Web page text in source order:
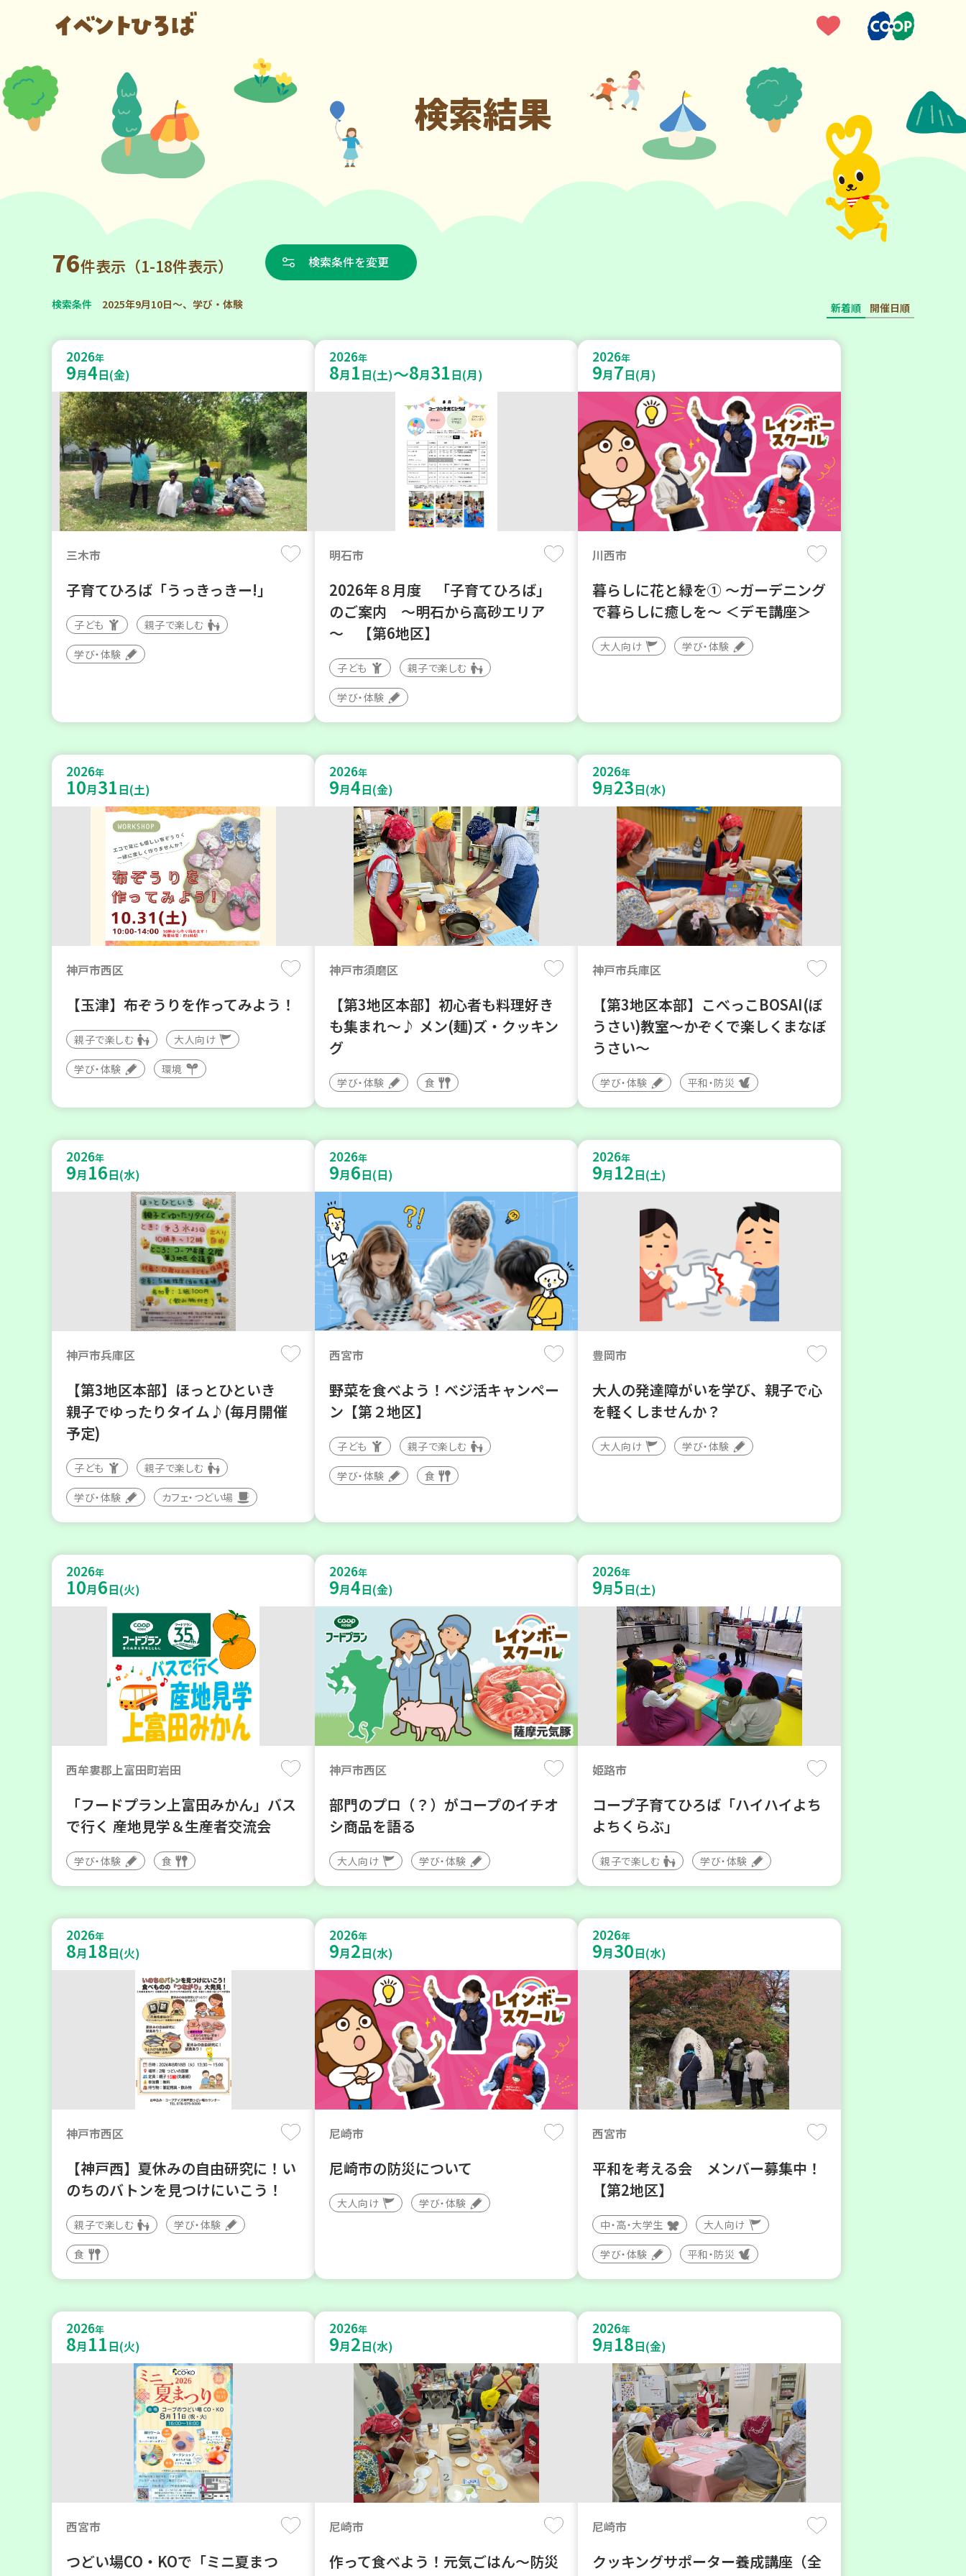
検索結果
76件表示（1-18件表示） 検索条件を変更
検索条件 2025年9月10日～、学び・体験 新着順 開催日順
2026年
9月4日(金)
三木市
子育てひろば「うっきっきー!」
子ども 親子で楽しむ
学び・体験
2026年
8月 1日(土)～8月31日(月)
明石市
2026年８月度 「子育てひろば」
のご案内 ～明石から高砂エリア
～ 【第6地区】
子ども 親子で楽しむ
学び・体験
2026年
9月7日(月)
川西市
暮らしに花と緑を① ～ガーデニング
で暮らしに癒しを～ ＜デモ講座＞
大人向け 学び・体験
2026年
10月31日(土)
神戸市西区
【玉津】布ぞうりを作ってみよう！
親子で楽しむ 大人向け
学び・体験 環境
2026年
9月4日(金)
神戸市須磨区
【第3地区本部】初心者も料理好き
も集まれ～♪ メン(麺)ズ・クッキン
グ
学び・体験 食
2026年
9月23日(水)
神戸市兵庫区
【第3地区本部】こべっこBOSAI(ぼ
うさい)教室～かぞくで楽しくまなぼ
うさい～
学び・体験 平和・防災
2026年
9月 16日(水)
神戸市兵庫区
【第3地区本部】ほっとひといき
親子でゆったりタイム♪(毎月開催
予定)
子ども 親子で楽しむ
学び・体験 カフェ・つどい場
2026年
9月6日(日)
西宮市
野菜を食べよう！ベジ活キャンペー
ン【第２地区】
子ども 親子で楽しむ
学び・体験 食
2026年
9月 12日(土)
豊岡市
大人の発達障がいを学び、親子で心
を軽くしませんか？
大人向け 学び・体験
2026年
10月6日(火)
西牟婁郡上富田町岩田
「フードプラン上富田みかん」バス
で行く 産地見学＆生産者交流会
学び・体験 食
2026年
9月4日(金)
神戸市西区
部門のプロ（？）がコープのイチオ
シ商品を語る
大人向け 学び・体験
2026年
9月5日(土)
姫路市
コープ子育てひろば「ハイハイよち
よちくらぶ」
親子で楽しむ 学び・体験
2026年
8月 18日(火)
神戸市西区
【神戸西】夏休みの自由研究に！い
のちのバトンを見つけにいこう！
親子で楽しむ 学び・体験
食
2026年
9月2日(水)
尼崎市
尼崎市の防災について
大人向け 学び・体験
2026年
9月30日(水)
西宮市
平和を考える会 メンバー募集中！
【第2地区】
中・高・大学生 大人向け
学び・体験 平和・防災
2026年
8月 11日(火)
西宮市
つどい場CO・KOで「ミニ夏まつ
2026年
9月2日(水)
尼崎市
作って食べよう！元気ごはん～防災
2026年
9月 18日(金)
尼崎市
クッキングサポーター養成講座（全